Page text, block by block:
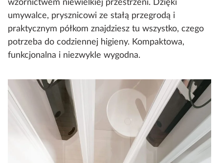
wzornictwem niewielkiej przestrzeni. Dzięki
umywalce, prysznicowi ze stałą przegrodą i
praktycznym półkom znajdziesz tu wszystko, czego
potrzeba do codziennej higieny. Kompaktowa,
funkcjonalna i niezwykle wygodna.